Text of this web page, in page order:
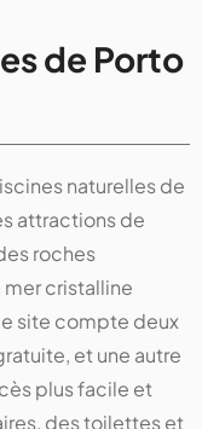
de Porto
naturelles de
attractions de
roches
cristalline
site compte deux
et une autre
plus facile et
des toilettes et